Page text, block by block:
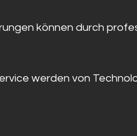
können durch
werden von